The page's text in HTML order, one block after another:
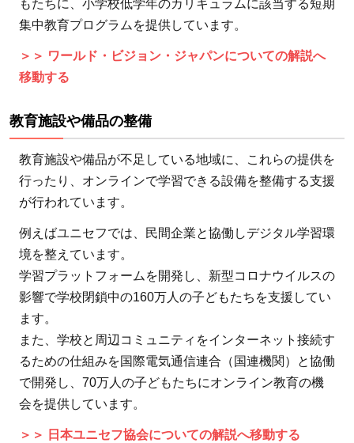
ビジ
ョ
ン・
ジャ
ン：
子ど
もと
繋が
られ
る
8
子
ど
も
の
教
育
もたちに、小学校低学年のカリキュラムに該当する短期
集中教育プログラムを提供しています。
＞＞ ワールド・ビジョン・ジャパンについての解説へ
移動する
教育施設や備品の整備
教育施設や備品が不足している地域に、これらの提供を
行ったり、オンラインで学習できる設備を整備する支援
が行われています。
例えばユニセフでは、民間企業と協働しデジタル学習環
境を整えています。
学習プラットフォームを開発し、新型コロナウイルスの
影響で学校閉鎖中の160万人の子どもたちを支援してい
ます。
また、学校と周辺コミュニティをインターネット接続す
るための仕組みを国際電気通信連合（国連機関）と協働
で開発し、70万人の子どもたちにオンライン教育の機
会を提供しています。
＞＞ 日本ユニセフ協会についての解説へ移動する